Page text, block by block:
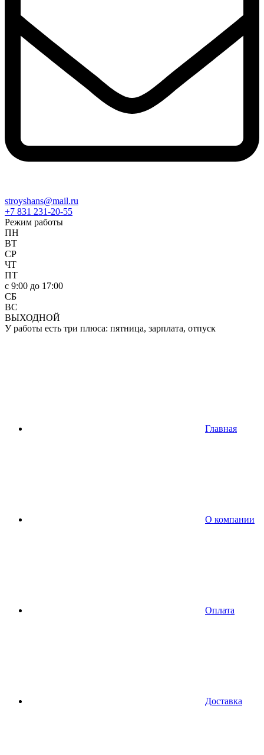
stroyshans@mail.ru
+7 831 231-20-55
Режим работы
ПН
ВТ
СР
ЧТ
ПТ
c 9:00 до 17:00
СБ
ВС
ВЫХОДНОЙ
У работы есть три плюса: пятница, зарплата, отпуск
Главная
О компании
Оплата
Доставка